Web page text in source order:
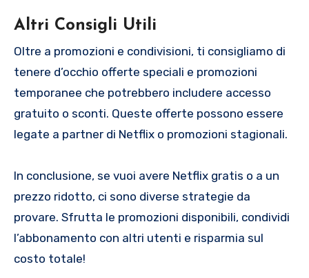
Altri Consigli Utili
Oltre a promozioni e condivisioni, ti consigliamo di
tenere d’occhio offerte speciali e promozioni
temporanee che potrebbero includere accesso
gratuito o sconti. Queste offerte possono essere
legate a partner di Netflix o promozioni stagionali.
In conclusione, se vuoi avere Netflix gratis o a un
prezzo ridotto, ci sono diverse strategie da
provare. Sfrutta le promozioni disponibili, condividi
l’abbonamento con altri utenti e risparmia sul
costo totale!